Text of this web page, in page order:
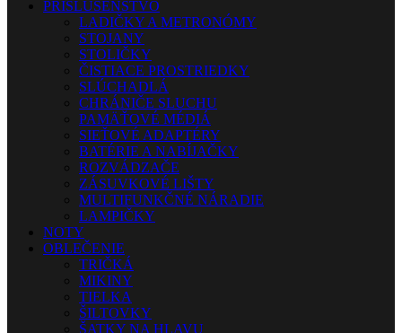
PRÍSLUŠENSTVO
LADIČKY A METRONÓMY
STOJANY
STOLIČKY
ČISTIACE PROSTRIEDKY
SLÚCHADLÁ
CHRÁNIČE SLUCHU
PAMÄŤOVÉ MÉDIÁ
SIEŤOVÉ ADAPTÉRY
BATÉRIE A NABÍJAČKY
ROZVÁDZAČE
ZÁSUVKOVÉ LIŠTY
MULTIFUNKČNÉ NÁRADIE
LAMPIČKY
NOTY
OBLEČENIE
TRIČKÁ
MIKINY
TIELKA
ŠILTOVKY
ŠATKY NA HLAVU